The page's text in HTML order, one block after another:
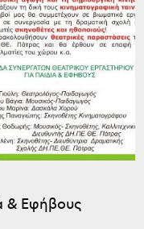
& Εφήβους